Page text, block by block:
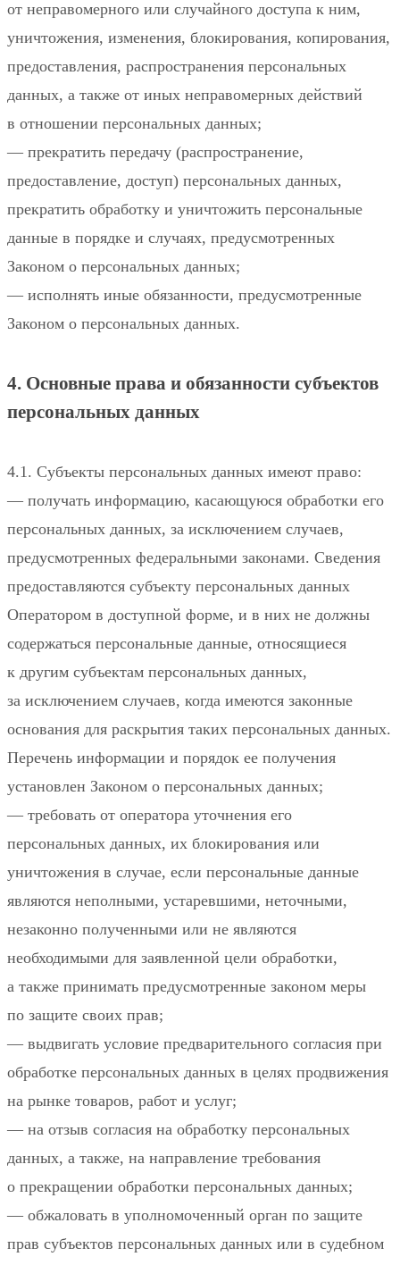
от неправомерного или случайного доступа к ним,
уничтожения, изменения, блокирования, копирования,
предоставления, распространения персональных
данных, а также от иных неправомерных действий
в отношении персональных данных;
— прекратить передачу (распространение,
предоставление, доступ) персональных данных,
прекратить обработку и уничтожить персональные
данные в порядке и случаях, предусмотренных
Законом о персональных данных;
— исполнять иные обязанности, предусмотренные
Законом о персональных данных.
4. Основные права и обязанности субъектов
персональных данных
4.1. Субъекты персональных данных имеют право:
— получать информацию, касающуюся обработки его
персональных данных, за исключением случаев,
предусмотренных федеральными законами. Сведения
предоставляются субъекту персональных данных
Оператором в доступной форме, и в них не должны
содержаться персональные данные, относящиеся
к другим субъектам персональных данных,
за исключением случаев, когда имеются законные
основания для раскрытия таких персональных данных.
Перечень информации и порядок ее получения
установлен Законом о персональных данных;
— требовать от оператора уточнения его
персональных данных, их блокирования или
уничтожения в случае, если персональные данные
являются неполными, устаревшими, неточными,
незаконно полученными или не являются
необходимыми для заявленной цели обработки,
а также принимать предусмотренные законом меры
по защите своих прав;
— выдвигать условие предварительного согласия при
обработке персональных данных в целях продвижения
на рынке товаров, работ и услуг;
— на отзыв согласия на обработку персональных
данных, а также, на направление требования
о прекращении обработки персональных данных;
— обжаловать в уполномоченный орган по защите
прав субъектов персональных данных или в судебном